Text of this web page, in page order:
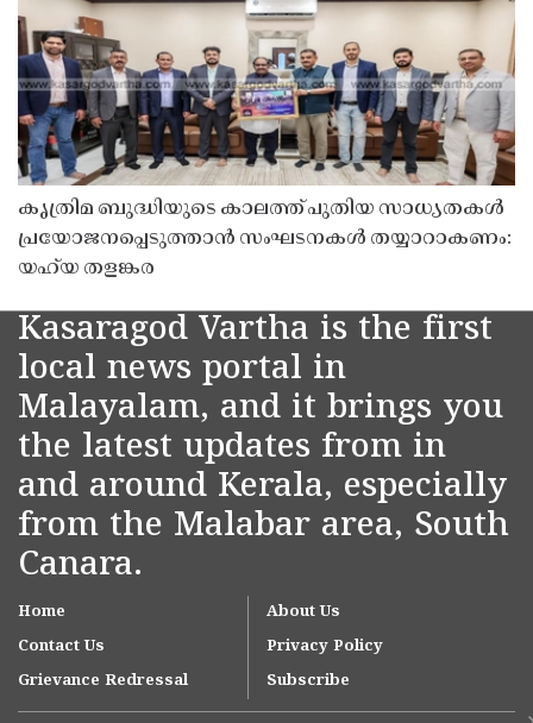
കൃത്രിമ ബുദ്ധിയുടെ കാലത്ത് പുതിയ സാധ്യതകൾ
പ്രയോജനപ്പെടുത്താൻ സംഘടനകൾ തയ്യാറാകണം:
യഹ്‌യ തളങ്കര
Kasaragod Vartha is the first
local news portal in
Malayalam, and it brings you
the latest updates from in
and around Kerala, especially
from the Malabar area, South
Canara.
Home
About Us
Contact Us
Privacy Policy
Grievance Redressal
Subscribe